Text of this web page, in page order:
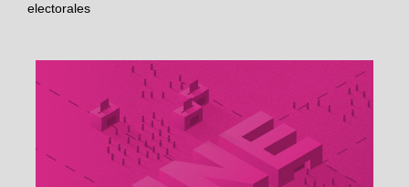
electorales